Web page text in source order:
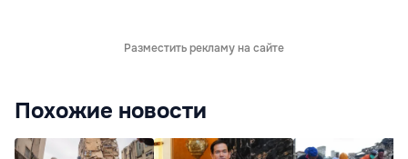
Разместить рекламу на сайте
Похожие новости